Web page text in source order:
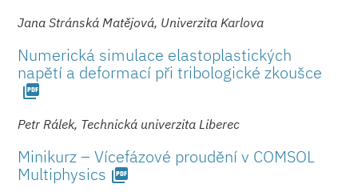
Jana Stránská Matějová, Univerzita Karlova
Numerická simulace elastoplastických
napětí a deformací při tribologické zkoušce
picture_as_pdf
Petr Rálek, Technická univerzita Liberec
Minikurz – Vícefázové proudění v COMSOL
Multiphysics picture_as_pdf